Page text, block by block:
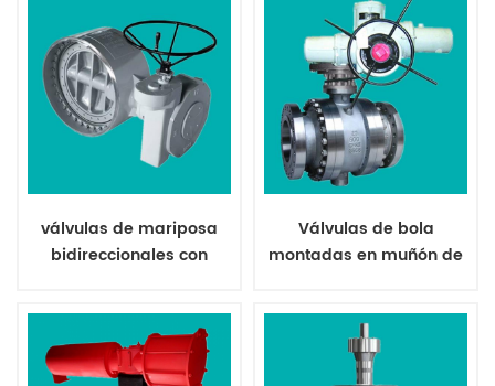
válvulas de mariposa
bidireccionales con
Válvulas de bola
montadas en muñón de